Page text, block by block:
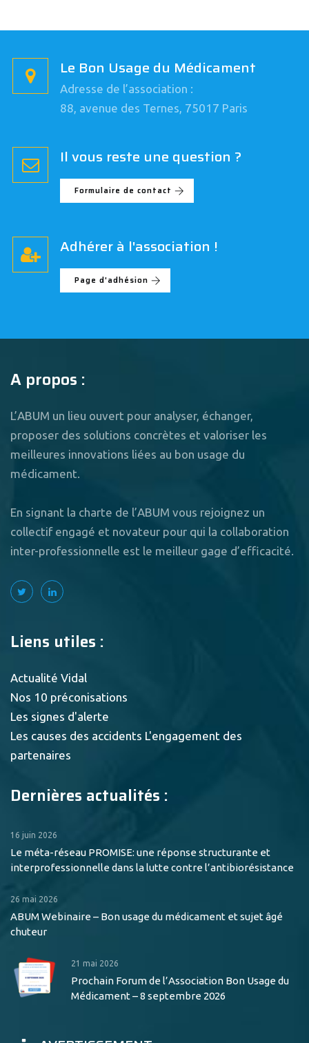
Le Bon Usage du Médicament
Adresse de l’association :
88, avenue des Ternes, 75017 Paris
Il vous reste une question ?
Formulaire de contact
Adhérer à l'association !
Page d'adhésion
A propos :
L’ABUM un lieu ouvert pour analyser, échanger,
proposer des solutions concrètes et valoriser les
meilleures innovations liées au bon usage du
médicament.
En signant la charte de l’ABUM vous rejoignez un
collectif engagé et novateur pour qui la collaboration
inter-professionnelle est le meilleur gage d’efficacité.
Liens utiles :
Actualité Vidal
Nos 10 préconisations
Les signes d'alerte
Les causes des accidents L'engagement des
partenaires
Dernières actualités :
16 juin 2026
Le méta-réseau PROMISE: une réponse structurante et
interprofessionnelle dans la lutte contre l’antibiorésistance
26 mai 2026
ABUM Webinaire – Bon usage du médicament et sujet âgé
chuteur
21 mai 2026
Prochain Forum de l’Association Bon Usage du
Médicament – 8 septembre 2026